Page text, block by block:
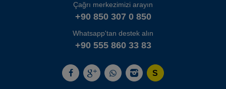
Çağrı merkezimizi arayın
+90 850 307 0 850
Whatsapp'tan destek alın
+90 555 860 33 83